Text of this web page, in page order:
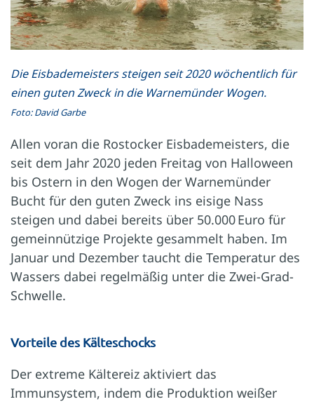
Die Eisbademeisters steigen seit 2020 wöchentlich für
einen guten Zweck in die Warnemünder Wogen.
Foto: David Garbe
Allen voran die Rostocker Eisbademeisters, die
seit dem Jahr 2020 jeden Freitag von Halloween
bis Ostern in den Wogen der Warnemünder
Bucht für den guten Zweck ins eisige Nass
steigen und dabei bereits über 50.000 Euro für
gemeinnützige Projekte gesammelt haben. Im
Januar und Dezember taucht die Temperatur des
Wassers dabei regelmäßig unter die Zwei-Grad-
Schwelle.
Vorteile des Kälteschocks
Der extreme Kältereiz aktiviert das
Immunsystem, indem die Produktion weißer